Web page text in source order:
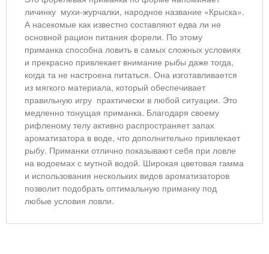
личинку мухи-журчалки, народное название «Крыска».
А насекомые как известно составляют едва ли не
основной рацион питания форели. По этому
приманка способна ловить в самых сложных условиях
и прекрасно привлекает внимание рыбы даже тогда,
когда та не настроена питаться. Она изготавливается
из мягкого материала, который обеспечивает
правильную игру практически в любой ситуации. Это
медленно тонущая приманка. Благодаря своему
рифленому телу активно распространяет запах
ароматизатора в воде, что дополнительно привлекает
рыбу. Приманки отлично показывают себя при ловле
на водоемах с мутной водой. Широкая цветовая гамма
и использования нескольких видов ароматизаторов
позволит подобрать оптимальную приманку под
любые условия ловли.